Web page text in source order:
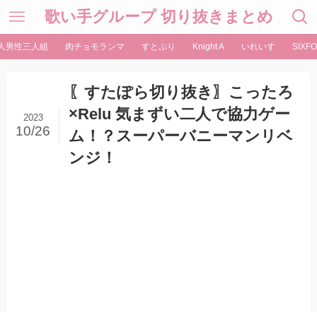
歌い手グループ 切り抜きまとめ
男性三人組 肉チョモランマ すとぷり Knight A いれいす
〖すたぽら切り抜き〗こったろ
×Relu 気まずい二人で協力ゲー
ム！？スーパーバニーマンリベ
ンジ！
2023
10/26